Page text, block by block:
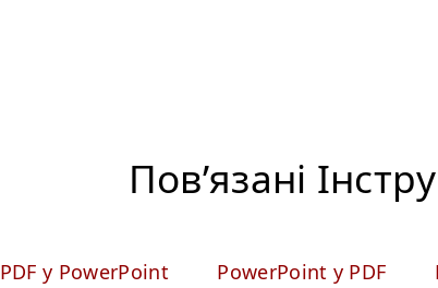
Пов’язані
PDF у PowerPoint PowerPoint у PDF